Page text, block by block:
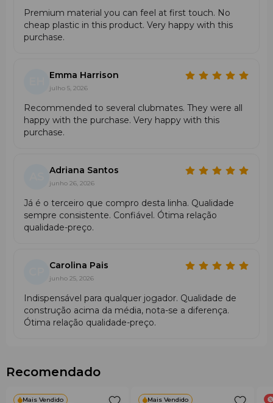
Premium material you can feel at first touch. No
cheap plastic in this product. Very happy with this
purchase.
Emma Harrison
julho 5, 2026
Recommended to several clubmates. They were all
happy with the purchase. Very happy with this
purchase.
Adriana Santos
junho 26, 2026
Já é o terceiro que compro desta linha. Qualidade
sempre consistente. Confiável. Ótima relação
qualidade-preço.
Carolina Pais
junho 25, 2026
Indispensável para qualquer jogador. Qualidade de
construção acima da média, nota-se a diferença.
Ótima relação qualidade-preço.
Recomendado
Mais Vendido
Mais Vendido